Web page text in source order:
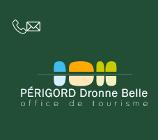
CE LIEN OUVRIRA